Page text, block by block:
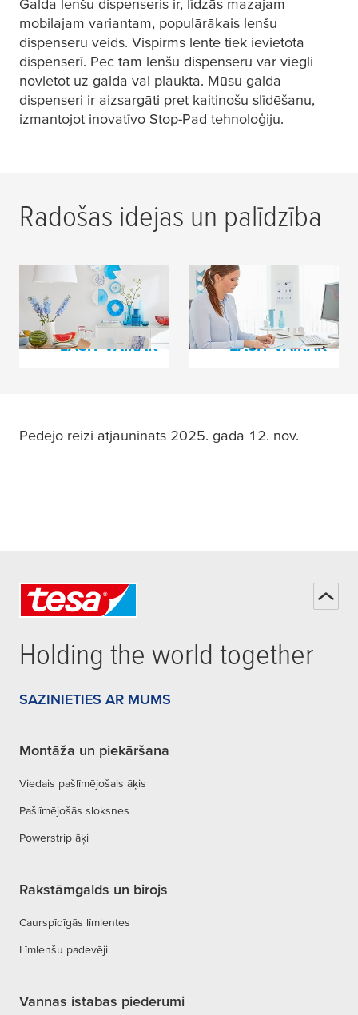
Galda lenšu dispenseris ir, līdzās mazajam
mobilajam variantam, populārākais lenšu
dispenseru veids. Vispirms lente tiek ievietota
dispenserī. Pēc tam lenšu dispenseru var viegli
novietot uz galda vai plaukta. Mūsu galda
dispenseri ir aizsargāti pret kaitinošu slīdēšanu,
izmantojot inovatīvo Stop-Pad tehnoloģiju.
Radošas idejas un palīdzība
LASĪT VAIRĀK
Kur var iegādāties
tesa
LASĪT VAIRĀK
Pēdējo reizi atjaunināts 2025. gada 12. nov.
Holding the world together
SAZINIETIES AR MUMS
Montāža un piekāršana
Viedais pašlīmējošais āķis
Pašlīmējošās sloksnes
Powerstrip āķi
Rakstāmgalds un birojs
Caurspīdīgās līmlentes
Līmlenšu padevēji
Vannas istabas piederumi